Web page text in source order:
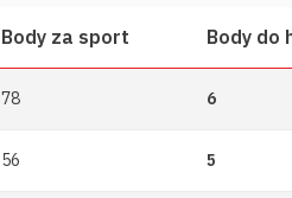
Body za sport Body do
78 6
56 5